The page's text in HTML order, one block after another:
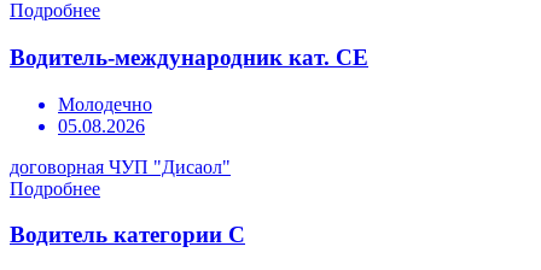
Подробнее
Водитель-международник кат. СЕ
Молодечно
05.08.2026
договорная ЧУП "Дисаол"
Подробнее
Водитель категории С